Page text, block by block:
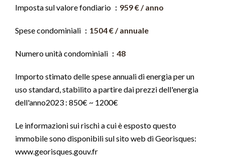
Imposta sul valore fondiario 959 € / anno
Spese condominiali 1504 € / annuale
Numero unità condominiali 48
Importo stimato delle spese annuali di energia per un
uso standard, stabilito a partire dai prezzi dell'energia
dell'anno2023 : 850€ ~ 1200€
Le informazioni sui rischi a cui è esposto questo
immobile sono disponibili sul sito web di Georisques:
www.georisques.gouv.fr